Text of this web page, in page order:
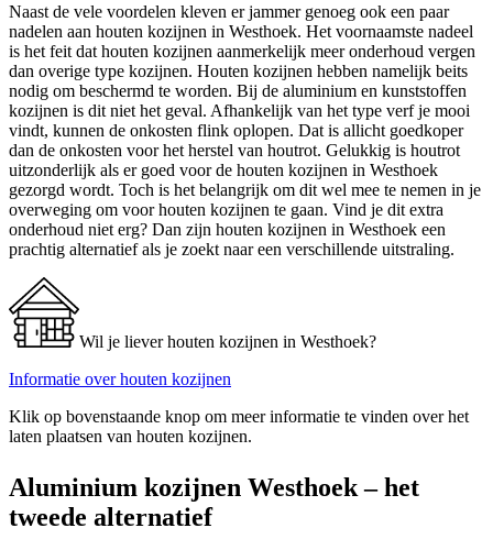
Naast de vele voordelen kleven er jammer genoeg ook een paar
nadelen aan houten kozijnen in Westhoek. Het voornaamste nadeel
is het feit dat houten kozijnen aanmerkelijk meer onderhoud vergen
dan overige type kozijnen. Houten kozijnen hebben namelijk beits
nodig om beschermd te worden. Bij de aluminium en kunststoffen
kozijnen is dit niet het geval. Afhankelijk van het type verf je mooi
vindt, kunnen de onkosten flink oplopen. Dat is allicht goedkoper
dan de onkosten voor het herstel van houtrot. Gelukkig is houtrot
uitzonderlijk als er goed voor de houten kozijnen in Westhoek
gezorgd wordt. Toch is het belangrijk om dit wel mee te nemen in je
overweging om voor houten kozijnen te gaan. Vind je dit extra
onderhoud niet erg? Dan zijn houten kozijnen in Westhoek een
prachtig alternatief als je zoekt naar een verschillende uitstraling.
Wil je liever houten kozijnen in Westhoek?
Informatie over houten kozijnen
Klik op bovenstaande knop om meer informatie te vinden over het
laten plaatsen van houten kozijnen.
Aluminium kozijnen Westhoek – het
tweede alternatief